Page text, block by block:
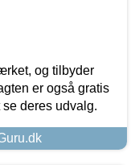
og tilbyder
er også gratis
deres udvalg.